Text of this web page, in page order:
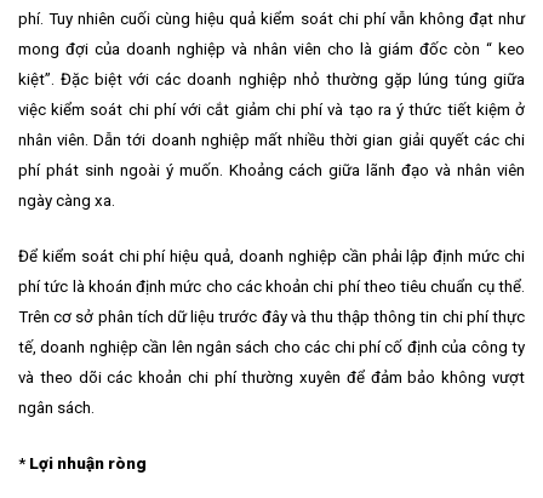
phí. Tuy nhiên cuối cùng hiệu quả kiểm soát chi phí vẫn không đạt như
mong đợi của doanh nghiệp và nhân viên cho là giám đốc còn “ keo
kiệt”. Đặc biệt với các doanh nghiệp nhỏ thường gặp lúng túng giữa
việc kiểm soát chi phí với cắt giảm chi phí và tạo ra ý thức tiết kiệm ở
nhân viên. Dẫn tới doanh nghiệp mất nhiều thời gian giải quyết các chi
phí phát sinh ngoài ý muốn. Khoảng cách giữa lãnh đạo và nhân viên
ngày càng xa.
Để kiểm soát chi phí hiệu quả, doanh nghiệp cần phải lập định mức chi
phí tức là khoán định mức cho các khoản chi phí theo tiêu chuẩn cụ thể.
Trên cơ sở phân tích dữ liệu trước đây và thu thập thông tin chi phí thực
tế, doanh nghiệp cần lên ngân sách cho các chi phí cố định của công ty
và theo dõi các khoản chi phí thường xuyên để đảm bảo không vượt
ngân sách.
* Lợi nhuận ròng